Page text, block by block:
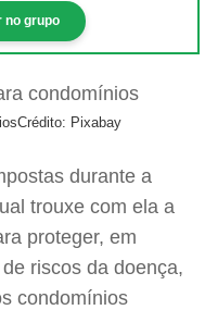
no grupo
Crédito: Pixabay
durante a
trouxe com ela a
proteger, em
riscos da doença,
condomínios